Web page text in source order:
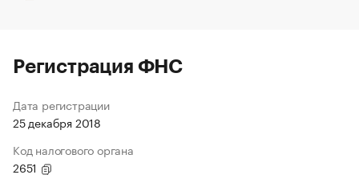
Регистрация ФНС
Дата регистрации
25 декабря 2018
Код налогового органа
2651